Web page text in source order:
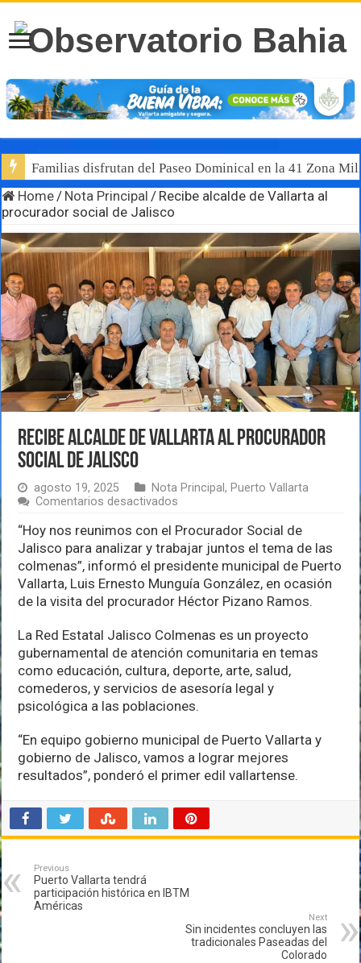
Familias disfrutan del Paseo Dominical en la 41 Zona
Home / Nota Principal / Recibe alcalde de Vallarta al
procurador social de Jalisco
Recibe alcalde de Vallarta al procurador
social de Jalisco
agosto 19, 2025 Nota Principal, Puerto Vallarta
Comentarios desactivados
alcalde
de
Vallarta
al
procurador
social
de
“Hoy nos reunimos con el Procurador Social de
Jalisco para analizar y trabajar juntos el tema de las
colmenas”, informó el presidente municipal de Puerto
Vallarta, Luis Ernesto Munguía González, en ocasión
de la visita del procurador Héctor Pizano Ramos.
La Red Estatal Jalisco Colmenas es un proyecto
gubernamental de atención comunitaria en temas
como educación, cultura, deporte, arte, salud,
comederos, y servicios de asesoría legal y
psicológica a las poblaciones.
“En equipo gobierno municipal de Puerto Vallarta y
gobierno de Jalisco, vamos a lograr mejores
resultados”, ponderó el primer edil vallartense.
Previous
Puerto Vallarta tendrá
participación histórica en IBTM
Américas
Next
Sin incidentes concluyen las
tradicionales Paseadas del
Colorado